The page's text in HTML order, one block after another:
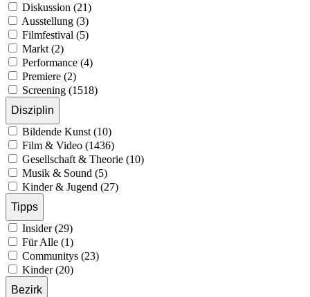
Diskussion (21)
Ausstellung (3)
Filmfestival (5)
Markt (2)
Performance (4)
Premiere (2)
Screening (1518)
Disziplin
Bildende Kunst (10)
Film & Video (1436)
Gesellschaft & Theorie (10)
Musik & Sound (5)
Kinder & Jugend (27)
Tipps
Insider (29)
Für Alle (1)
Communitys (23)
Kinder (20)
Bezirk